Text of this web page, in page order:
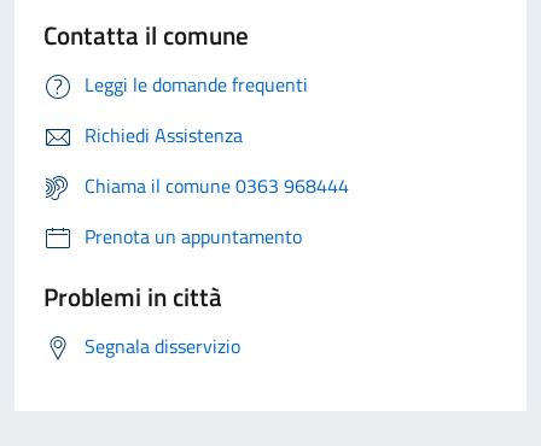
Contatta il comune
Leggi le domande frequenti
Richiedi Assistenza
Chiama il comune 0363 968444
Prenota un appuntamento
Problemi in città
Segnala disservizio